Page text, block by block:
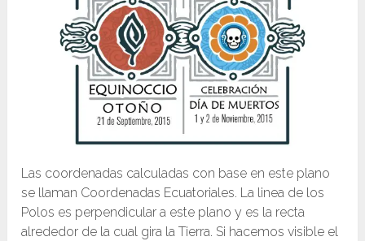
Las coordenadas calculadas con base en este plano
se llaman Coordenadas Ecuatoriales. La linea de los
Polos es perpendicular a este plano y es la recta
alrededor de la cual gira la Tierra. Si hacemos visible el